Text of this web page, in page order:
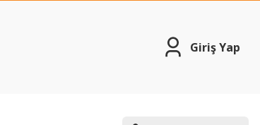
Giriş Yap